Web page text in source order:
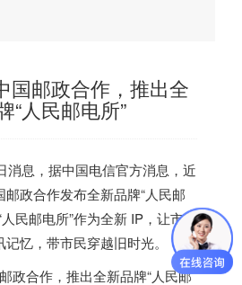
国邮政合作，推出全
“人民邮电所”
消息，据中国电信官方消息，近
政合作发布全新品牌“人民邮
民邮电所”作为全新 IP，让市民
忆，带市民穿越旧时光。